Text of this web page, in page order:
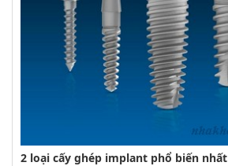
2 loại cấy ghép implant phổ biến nhất